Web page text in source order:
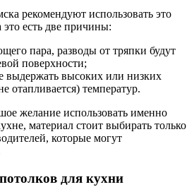
рекомендуют использовать это
есть две причины:
пара, разводы от тряпки будут
поверхности;
выдержать высоких или низких
отапливается) температур.
желание использовать именно
материал стоит выбирать только
которые могут
для кухни